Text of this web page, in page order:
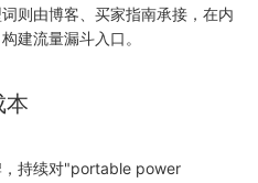
则由博客、买家指南承接，在内
建流量漏斗入口。
本
，持续对"portable power